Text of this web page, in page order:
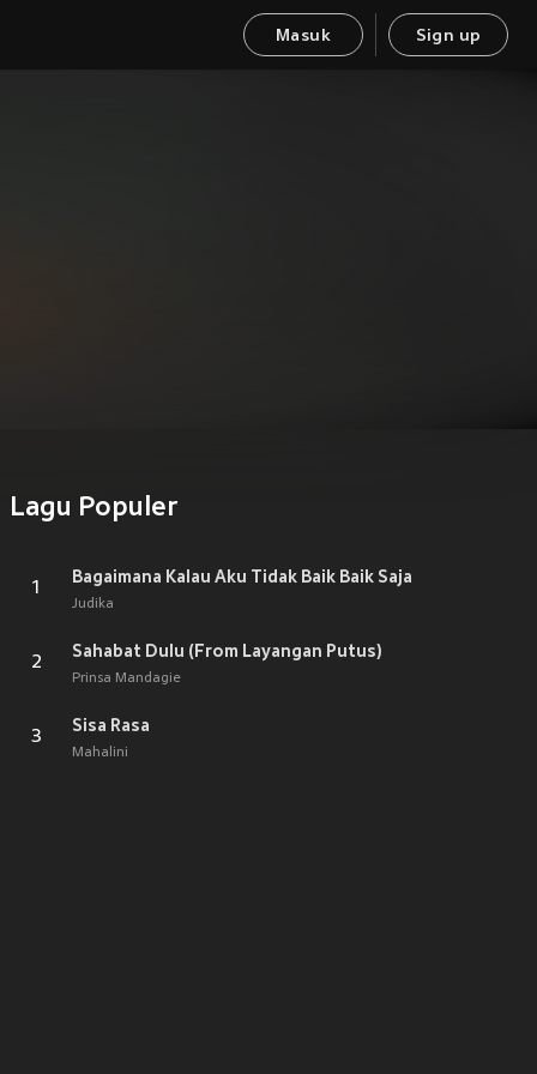
Masuk Sign up
Lagu Populer
1
Bagaimana Kalau Aku Tidak Baik Baik Saja
Judika
2
Sahabat Dulu (From Layangan Putus)
Prinsa Mandagie
3
Sisa Rasa
Mahalini